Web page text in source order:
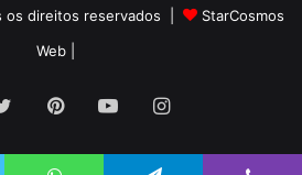
os direitos reservados |
StarCosmos
Web|
TwitterPinterestYouTubeInstagram